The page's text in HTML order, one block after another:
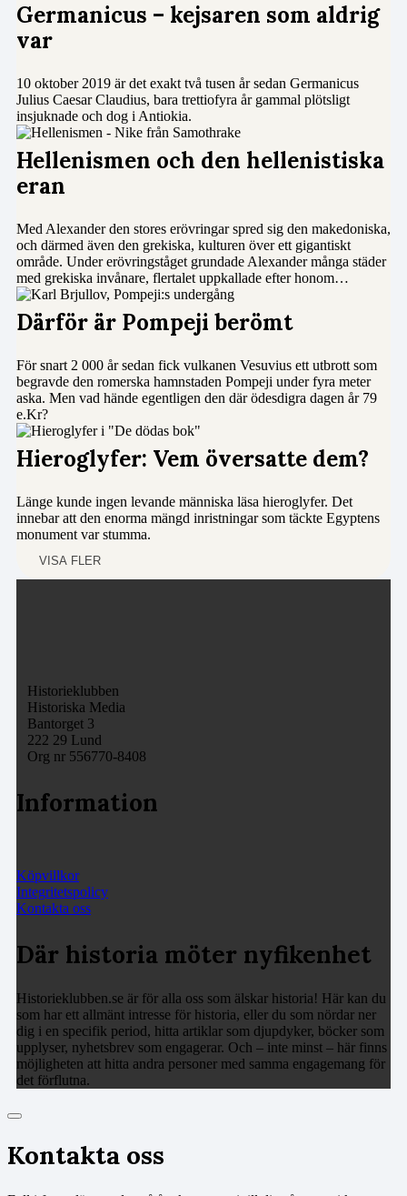
Germanicus – kejsaren som aldrig
var
10 oktober 2019 är det exakt två tusen år sedan Germanicus
Julius Caesar Claudius, bara trettiofyra år gammal plötsligt
insjuknade och dog i Antiokia.
Hellenismen och den hellenistiska
eran
Med Alexander den stores erövringar spred sig den makedoniska,
och därmed även den grekiska, kulturen över ett gigantiskt
område. Under erövringståget grundade Alexander många städer
med grekiska invånare, flertalet uppkallade efter honom…
Därför är Pompeji berömt
För snart 2 000 år sedan fick vulkanen Vesuvius ett utbrott som
begravde den romerska hamnstaden Pompeji under fyra meter
aska. Men vad hände egentligen den där ödesdigra dagen år 79
e.Kr?
Hieroglyfer: Vem översatte dem?
Länge kunde ingen levande människa läsa hieroglyfer. Det
innebar att den enorma mängd inristningar som täckte Egyptens
monument var stumma.
VISA FLER
Historieklubben
Historiska Media
Bantorget 3
222 29 Lund
Org nr 556770-8408
Information
Köpvillkor
Integritetspolicy
Kontakta oss
Där historia möter nyfikenhet
Historieklubben.se är för alla oss som älskar historia! Här kan du
som har ett allmänt intresse för historia, eller du som nördar ner
dig i en specifik period, hitta artiklar som djupdyker, böcker som
upplyser, nyhetsbrev som engagerar. Och – inte minst – här finns
möjligheten att hitta andra personer med samma engagemang för
det förflutna.
Kontakta oss